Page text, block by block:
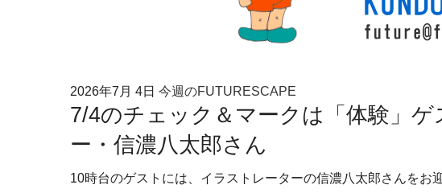
2026年7月 4日 今週のFUTURESCAPE
7/4のチェック＆マークは「体験」
ー・信濃八太郎さん
10時台のゲストには、イラストレーターの信濃八太郎さんをお